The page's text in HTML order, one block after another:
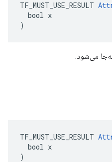
TF_MUST_USE_RESULT
  bool x
)
می‌شود.
TF_MUST_USE_RESULT
  bool x
)